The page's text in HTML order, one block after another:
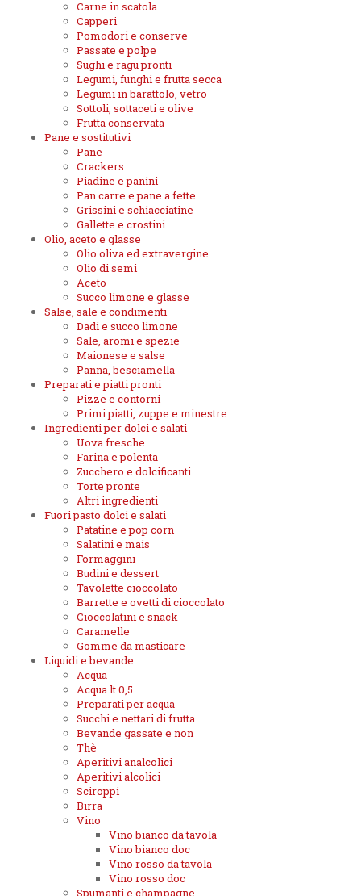
Carne in scatola
Capperi
Pomodori e conserve
Passate e polpe
Sughi e ragu pronti
Legumi, funghi e frutta secca
Legumi in barattolo, vetro
Sottoli, sottaceti e olive
Frutta conservata
Pane e sostitutivi
Pane
Crackers
Piadine e panini
Pan carre e pane a fette
Grissini e schiacciatine
Gallette e crostini
Olio, aceto e glasse
Olio oliva ed extravergine
Olio di semi
Aceto
Succo limone e glasse
Salse, sale e condimenti
Dadi e succo limone
Sale, aromi e spezie
Maionese e salse
Panna, besciamella
Preparati e piatti pronti
Pizze e contorni
Primi piatti, zuppe e minestre
Ingredienti per dolci e salati
Uova fresche
Farina e polenta
Zucchero e dolcificanti
Torte pronte
Altri ingredienti
Fuori pasto dolci e salati
Patatine e pop corn
Salatini e mais
Formaggini
Budini e dessert
Tavolette cioccolato
Barrette e ovetti di cioccolato
Cioccolatini e snack
Caramelle
Gomme da masticare
Liquidi e bevande
Acqua
Acqua lt.0,5
Preparati per acqua
Succhi e nettari di frutta
Bevande gassate e non
Thè
Aperitivi analcolici
Aperitivi alcolici
Sciroppi
Birra
Vino
Vino bianco da tavola
Vino bianco doc
Vino rosso da tavola
Vino rosso doc
Spumanti e champagne